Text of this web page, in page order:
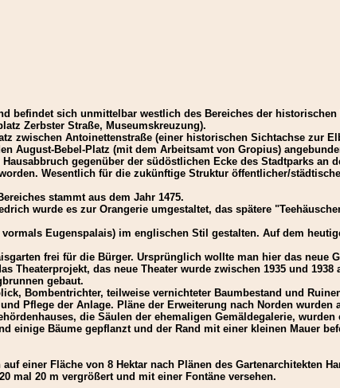
befindet sich unmittelbar westlich des Bereiches der historischen
Zerbster Straße, Museumskreuzung).
zwischen Antoinettenstraße (einer historischen Sichtachse zur
August-Bebel-Platz (mit dem Arbeitsamt von Gropius)
gegenüber der südöstlichen Ecke des Stadtparks an
Wesentlich für die zukünftige Struktur öffentlicher/
stammt aus dem Jahr 1475.
wurde es zur Orangerie umgestaltet, das spätere
Eugenspalais) im englischen Stil gestalten. Auf dem
frei für die Bürger. Ursprünglich wollte man hier das neue
Theaterprojekt, das neue Theater wurde zwischen 1935 und
gebaut.
Bombentrichter, teilweise vernichteter Baumbestand und
Pflege der Anlage. Pläne der Erweiterung nach Norden wurden
die Säulen der ehemaligen Gemäldegalerie,
einige Bäume gepflanzt und der Rand mit einer kleinen Mauer
einer Fläche von 8 Hektar nach Plänen des Gartenarchitekten
mal 20 m vergrößert und mit einer Fontäne versehen.